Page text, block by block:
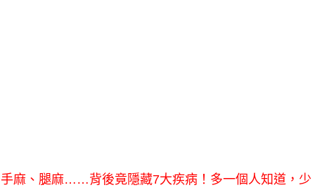
手麻、腿麻……背後竟隱藏7大疾病！多一個人知道，少